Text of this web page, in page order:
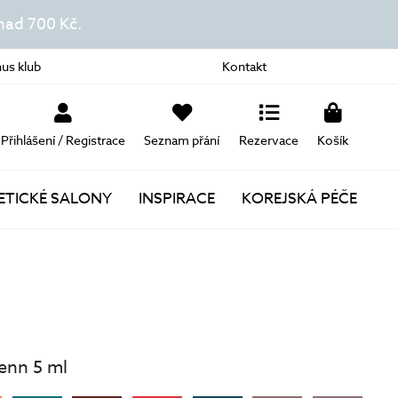
700 Kč.
klub Kontakt
Přihlášení / Registrace Seznam přání Rezervace Košík
SALONY INSPIRACE KOREJSKÁ PÉČE
5 ml